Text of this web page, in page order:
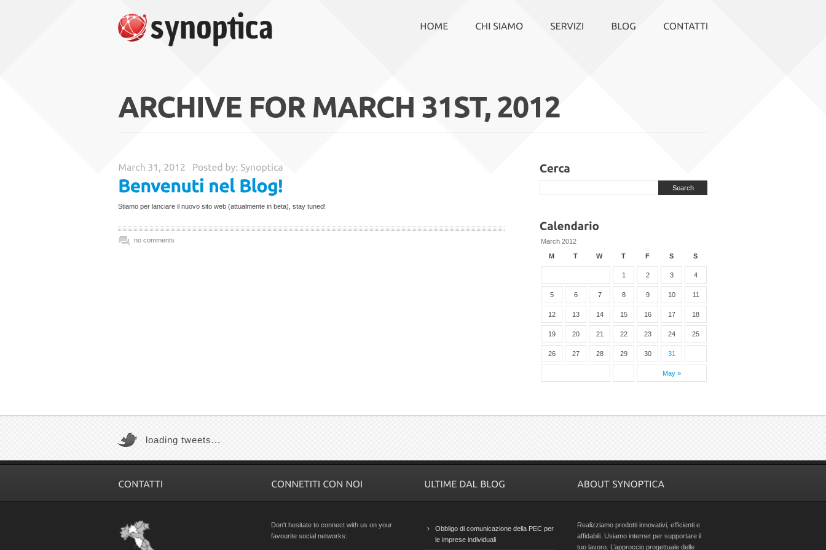
Stiamo per lanciare il nuovo sito web (attualmente in beta), stay tuned!
no comments
March 2012
M
T W T F S S
May »
1 2 3 4
5 6 7 8 9 10 11
12 13 14 15 16 17 18
19 20 21 22 23 24 25
26 27 28 29 30 31
loading tweets...
Don't hesitate to connect with us on your
favourite social networks:
Obbligo di comunicazione della PEC per
le imprese individuali
Realizziamo prodotti innovativi, efficienti e
affidabili. Usiamo internet per supportare il
tuo lavoro. L’approccio progettuale delle